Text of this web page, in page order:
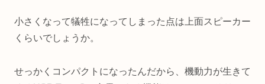
小さくなって犠牲になってしまった点は上面スピーカー
くらいでしょうか。
せっかくコンパクトになったんだから、機動力が生きて